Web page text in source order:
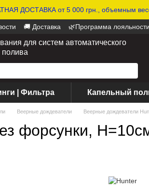
ДОСТАВКА от 5 000 грн., объемным
🚚 Доставка 🌿Программа лояльности
для систем автоматического
полива
| Фильтра Капельный
Веерные дождеватели Веерные дождеватели
форсунки,